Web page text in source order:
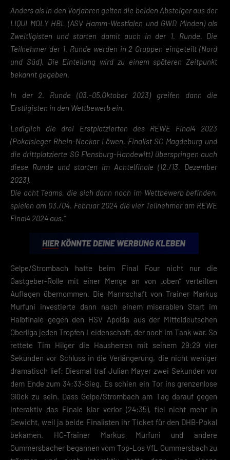
Anders als in den Vorjahren gelten die beiden Absteiger aus der
LIQUI MOLY HBL (ASV Hamm-Westfalen und GWD Minden) als
Zweitligisten und starten damit auch in der 1. Runde. Die
Teilnehmer der 1. Runde werden in 2 Gruppen eingeteilt (Nord
und Süd). Die Einteilung wird zu einem späteren Zeitpunkt
bekannt gegeben.
In der 2. Runde (03.-05.Oktober 2023) greifen dann die
Erstligisten in den Wettbewerb ein.
Lediglich die drei Erstplatzierten des REWE Final4 2023
(Pokalsieger Rhein-Neckar Löwen, Finalist SC Magdeburg und
die drittplatzierte SG Flensburg-Handewitt) überspringen auch
diese Runde und starten im Achtelfinale (12./13. Dezember
2023).
Die acht Teams, die sich dann noch im Wettbewerb befinden,
spielen am 03./04. Februar 2024 die vier Teilnehmer am REWE
Final4 2024 aus.“
Gelpe/Strombach hatte beim Final Four nicht nur die
Gastgeber-Rolle mit einer Menge an von „oben“ verteilten
Auflagen übernommen. Die Mannschaft von Trainer Markus
Murfuni investierte dann nach einem miserablen Start im
Halbfinale gegen den HSV Apolda aus der Mitteldeutschen
Oberliga jeden Tropfen Leidenschaft, der noch im Tank war. So
rettete Tim Hilger die Hausherren mit seinem 29:29 vier
Sekunden vor Schluss in die Verlängerung, die nicht weniger
dramatisch lief: Diesmal traf Julian Mayer zwei Sekunden vor
dem Ende zum 34:33-Sieg. Es schien ein Tor ins grenzenlose
Glück zu sein. Dass Gelpe/Strombach am Tag darauf gegen
Interaktiv das Finale klar verlor (24:35), fiel nicht mehr in
Gewicht, weil ja beide Finalisten ihr Ticket für den DHB-Pokal
bekamen. HC-Trainer Markus Murfuni und andere
Gummersbacher begannen vom Top-Los VfL Gummersbach zu